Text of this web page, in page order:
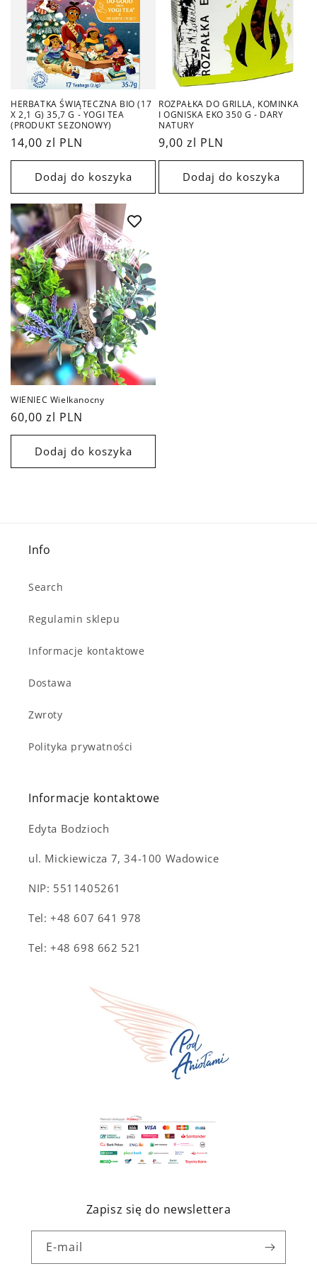
HERBATKA ŚWIĄTECZNA BIO (17
X 2,1 G) 35,7 G - YOGI TEA
(PRODUKT SEZONOWY)
Cena
regularna
14,00 zl PLN
Dodaj do koszyka
ROZPAŁKA DO GRILLA, KOMINKA
I OGNISKA EKO 350 G - DARY
NATURY
Cena
regularna
9,00 zl PLN
Dodaj do koszyka
WIENIEC Wielkanocny
Cena
regularna
60,00 zl PLN
Dodaj do koszyka
Info
Search
Regulamin sklepu
Informacje kontaktowe
Dostawa
Zwroty
Polityka prywatności
Informacje kontaktowe
Edyta Bodzioch
ul. Mickiewicza 7, 34-100 Wadowice
NIP: 5511405261
Tel: +48 607 641 978
Tel: +48 698 662 521
Zapisz się do newslettera
E-mail